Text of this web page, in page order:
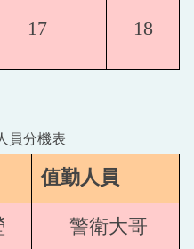
17 18
員分機表
值勤人員
警衛大哥